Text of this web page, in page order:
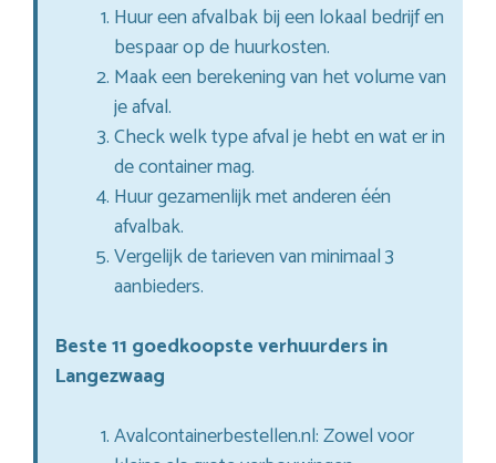
Huur een afvalbak bij een lokaal bedrijf en
bespaar op de huurkosten.
Maak een berekening van het volume van
je afval.
Check welk type afval je hebt en wat er in
de container mag.
Huur gezamenlijk met anderen één
afvalbak.
Vergelijk de tarieven van minimaal 3
aanbieders.
Beste 11 goedkoopste verhuurders in
Langezwaag
Avalcontainerbestellen.nl: Zowel voor